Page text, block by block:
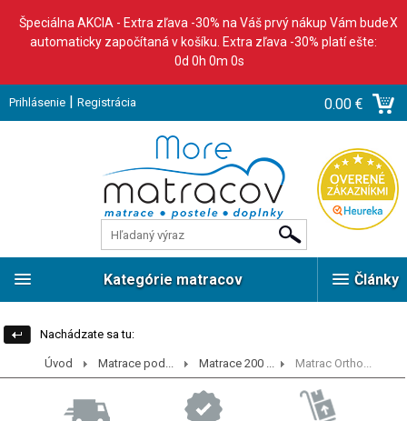
Špeciálna AKCIA - Extra zľava -30% na Váš prvý nákup Vám bude
automaticky započítaná v košíku. Extra zľava -30% platí ešte:
0d 0h 0m 0s
X
Prihlásenie | Registrácia 0.00 €
Články
Kategórie matracov
Nachádzate sa tu:
Úvod Matrace pod... Matrace 200 ... Matrac Ortho...